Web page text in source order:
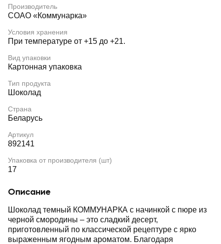
Производитель
СОАО «Коммунарка»
Условия хранения
При температуре от +15 до +21.
Вид упаковки
Картонная упаковка
Тип продукта
Шоколад
Страна
Беларусь
Артикул
892141
Упаковка от производителя (шт)
17
Описание
Шоколад темный КОММУНАРКА с начинкой с пюре из
черной смородины – это сладкий десерт,
приготовленный по классической рецептуре с ярко
выраженным ягодным ароматом. Благодаря